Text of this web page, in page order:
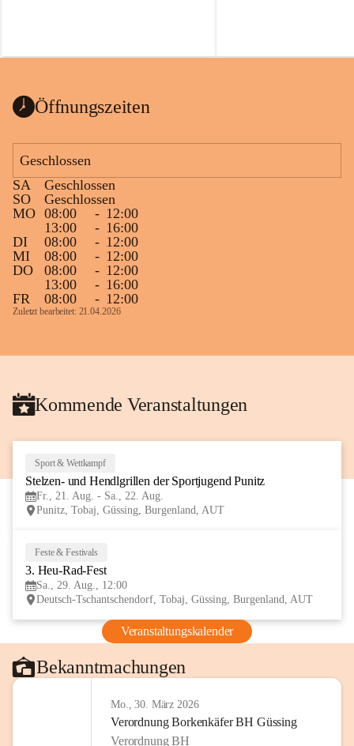
Wanduhr (!) benutzt und musste
Das Gemeindeamt freut sich sehr über die
Spende >lesenswerter< Bücher und
vorsortiert in die Bücherzelle eingeräumt
werden können.
Gleichzeitig möchten wir uns bei all Jenen
sehr herzlich bedanken, die bereits viele
tolle Bücher spendiert haben.
Gesundheit, Gelassenheit
Öffnungszeiten
Geschlossen
SA
Geschlossen
SO
Geschlossen
MO 08:00 - 12:00
13:00
- 16:00
DI
08:00 - 12:00
MI
08:00 - 12:00
DO
08:00 - 12:00
13:00
- 16:00
FR
08:00 - 12:00
Zuletzt bearbeitet: 21.04.2026
Kommende Veranstaltungen
Sport & Wettkampf
Stelzen- und Hendlgrillen der Sportjugend Punitz
Fr., 21. Aug. - Sa., 22. Aug.
Punitz, Tobaj, Güssing, Burgenland, AUT
Feste & Festivals
3. Heu-Rad-Fest
Sa., 29. Aug., 12:00
Deutsch-Tschantschendorf, Tobaj, Güssing, Burgenland, AUT
Veranstaltungskalender
Bekanntmachungen
Mo., 30. März 2026
Verordnung Borkenkäfer BH Güssing
Verordnung BH